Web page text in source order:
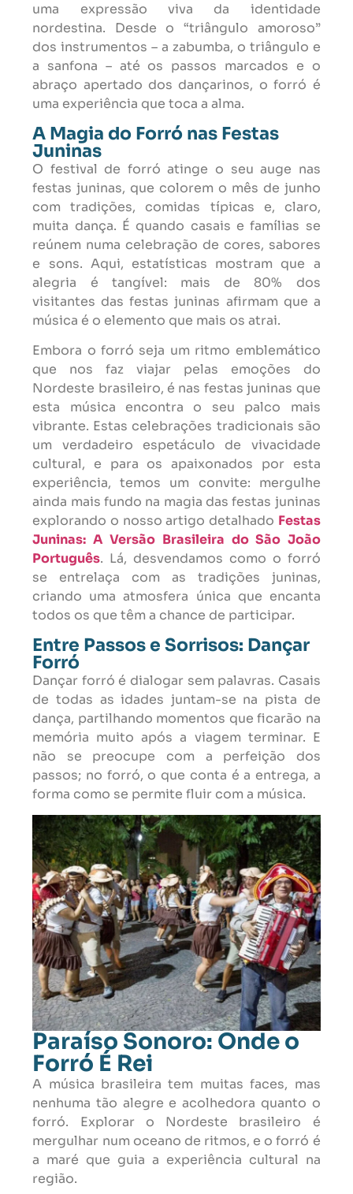
uma expressão viva da identidade
nordestina. Desde o “triângulo amoroso”
dos instrumentos – a zabumba, o triângulo e
a sanfona – até os passos marcados e o
abraço apertado dos dançarinos, o forró é
uma experiência que toca a alma.
A Magia do Forró nas Festas
Juninas
O festival de forró atinge o seu auge nas
festas juninas, que colorem o mês de junho
com tradições, comidas típicas e, claro,
muita dança. É quando casais e famílias se
reúnem numa celebração de cores, sabores
e sons. Aqui, estatísticas mostram que a
alegria é tangível: mais de 80% dos
visitantes das festas juninas afirmam que a
música é o elemento que mais os atrai.
Embora o forró seja um ritmo emblemático
que nos faz viajar pelas emoções do
Nordeste brasileiro, é nas festas juninas que
esta música encontra o seu palco mais
vibrante. Estas celebrações tradicionais são
um verdadeiro espetáculo de vivacidade
cultural, e para os apaixonados por esta
experiência, temos um convite: mergulhe
ainda mais fundo na magia das festas juninas
explorando o nosso artigo detalhado Festas
Juninas: A Versão Brasileira do São João
Português. Lá, desvendamos como o forró
se entrelaça com as tradições juninas,
criando uma atmosfera única que encanta
todos os que têm a chance de participar.
Entre Passos e Sorrisos: Dançar
Forró
Dançar forró é dialogar sem palavras. Casais
de todas as idades juntam-se na pista de
dança, partilhando momentos que ficarão na
memória muito após a viagem terminar. E
não se preocupe com a perfeição dos
passos; no forró, o que conta é a entrega, a
forma como se permite fluir com a música.
Paraíso Sonoro: Onde o
Forró É Rei
A música brasileira tem muitas faces, mas
nenhuma tão alegre e acolhedora quanto o
forró. Explorar o Nordeste brasileiro é
mergulhar num oceano de ritmos, e o forró é
a maré que guia a experiência cultural na
região.